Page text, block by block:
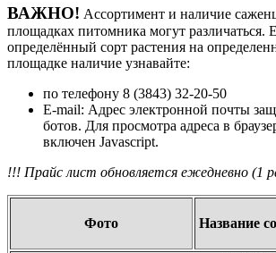
ВАЖНО! Ассортимент и наличие
площадках питомника могут различаться.
определённый сорт растения на
площадке наличие узнавайте:
по телефону 8 (3843) 32-20-50
E-mail: Адрес электронной почты
ботов. Для просмотра адреса в
включен Javascript.
!!! Прайс лист обновляется ежедневно (1
Фото Название